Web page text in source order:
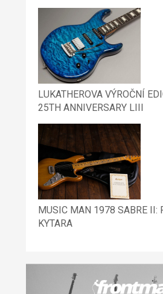
LUKATHEROVA VÝROČNÍ
25TH ANNIVERSARY LIII
MUSIC MAN 1978 SABRE II:
KYTARA